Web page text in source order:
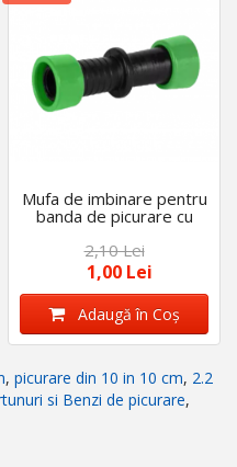
Mufa de imbinare pentru
banda de picurare cu
inele, 22 x 22 mm
2,10 Lei
1,00 Lei
Adaugă în Coş
, picurare din 10 in 10 cm, 2.2
si Benzi de picurare,